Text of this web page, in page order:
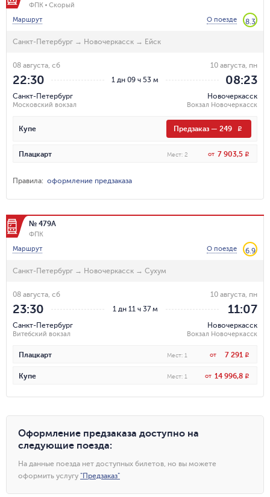
ФПК
Скорый
Маршрут
О поезде 8.3
Санкт-Петербург → Новочеркасск → Ейск
1 дн 09 ч 53 м
08 августа, сб
22:30
Санкт-Петербург
Московский вокзал
10 августа, пн
08:23
Новочеркасск
Вокзал Новочеркасск
Купе Предзаказ — 249 R
Плацкарт Мест: 2 от 7 903,5 R
Правила: оформление предзаказа
№ 479А
ФПК
Маршрут
О поезде 6.9
Санкт-Петербург → Новочеркасск → Сухум
1 дн 11 ч 37 м
08 августа, сб
23:30
Санкт-Петербург
Витебский вокзал
10 августа, пн
11:07
Новочеркасск
Вокзал Новочеркасск
Плацкарт Мест: 1 от 7 291 R
Купе Мест: 1 от 14 996,8 R
Оформление предзаказа доступно на
следующие поезда:
На данные поезда нет доступных билетов, но вы можете
оформить услугу "Предзаказ"